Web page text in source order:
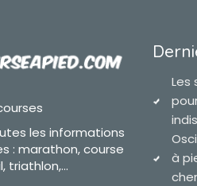
les informations
: marathon, course
triathlon,...
Les
à